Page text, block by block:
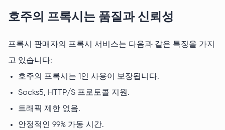
호주의 프록시는 품질과 신뢰성
프록시 판매자의 프록시 서비스는 다음과 같은 특징을 가지
고 있습니다:
호주의 프록시는 1인 사용이 보장됩니다.
Socks5, HTTP/S 프로토콜 지원.
트래픽 제한 없음.
안정적인 99% 가동 시간.